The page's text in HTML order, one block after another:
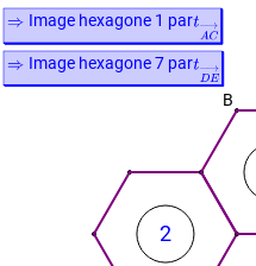
B
2
Image hexagone 1 par
Image hexagone 7 par